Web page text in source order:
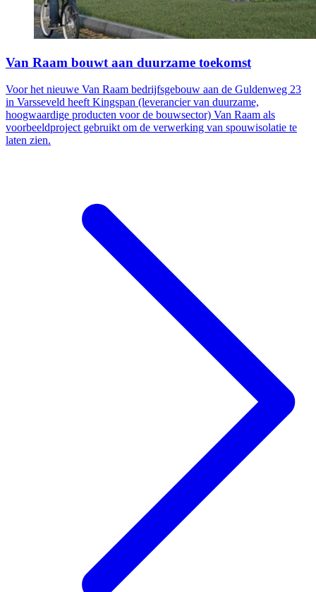
Van Raam bouwt aan duurzame toekomst
Voor het nieuwe Van Raam bedrijfsgebouw aan de Guldenweg 23
in Varsseveld heeft Kingspan (leverancier van duurzame,
hoogwaardige producten voor de bouwsector) Van Raam als
voorbeeldproject gebruikt om de verwerking van spouwisolatie te
laten zien.